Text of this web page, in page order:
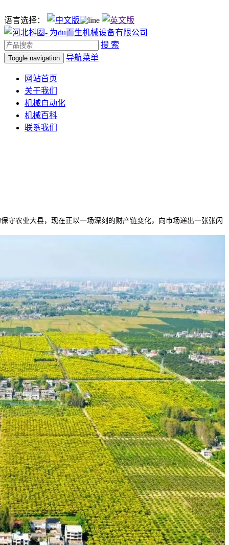
语言选择：
搜 索
Toggle navigation 导航菜单
网站首页
关于我们
机械自动化
机械百科
联系我们
农业大县，现在正以一场深刻的财产链变化，向市场递出一张张闪